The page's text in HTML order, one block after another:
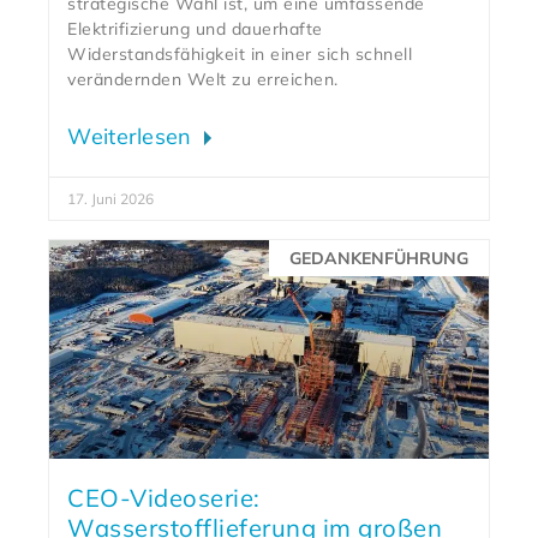
Elektrifizierung und dauerhafte
Widerstandsfähigkeit in einer sich schnell
verändernden Welt zu erreichen.
Weiterlesen
17. Juni 2026
GEDANKENFÜHRUNG
CEO-Videoserie:
Wasserstofflieferung im großen